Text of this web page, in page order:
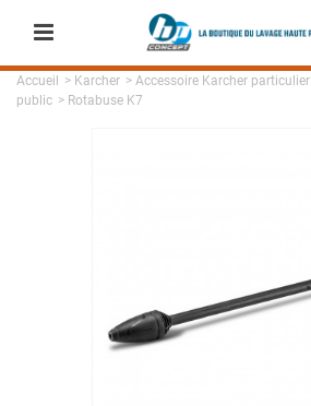
Accueil > Karcher > Accessoire Karcher particulier
public > Rotabuse K7